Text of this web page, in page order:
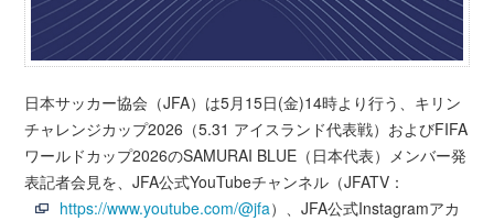
日本サッカー協会（JFA）は5月15日(金)14時より行う、キリン
チャレンジカップ2026（5.31 アイスランド代表戦）およびFIFA
ワールドカップ2026のSAMURAI BLUE（日本代表）メンバー発
表記者会見を、JFA公式YouTubeチャンネル（JFATV：
https://www.youtube.com/@jfa）、JFA公式Instagramアカ